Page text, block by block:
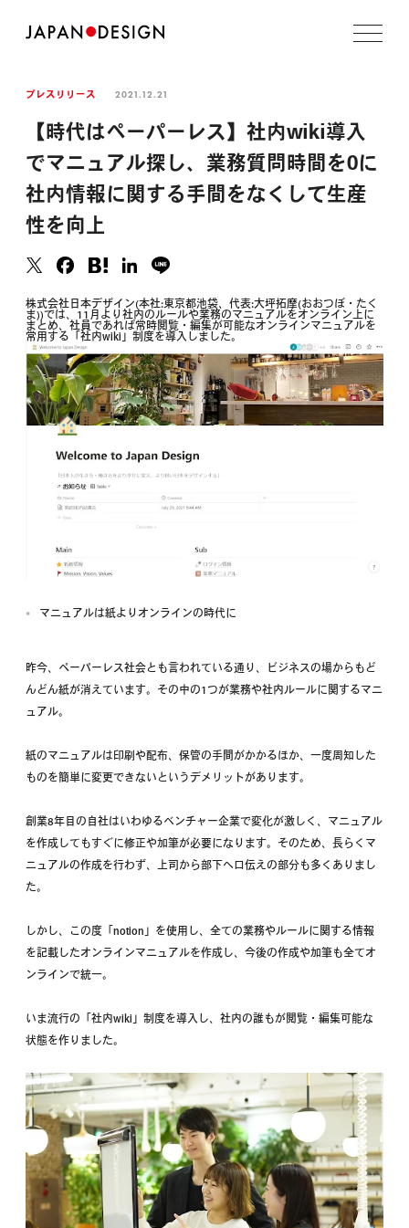
プレスリリース 2021.12.21
【時代はペーパーレス】社内wiki導入
でマニュアル探し、業務質問時間を0に
社内情報に関する手間をなくして生産
性を向上
株式会社日本デザイン(本社:東京都池袋、代表:大坪拓摩(おおつぼ・たく
ま))では、11月より社内のルールや業務のマニュアルをオンライン上に
まとめ、社員であれば常時閲覧・編集が可能なオンラインマニュアルを
常用する「社内wiki」制度を導入しました。
マニュアルは紙よりオンラインの時代に
昨今、ペーパーレス社会とも言われている通り、ビジネスの場からもど
んどん紙が消えています。その中の1つが業務や社内ルールに関するマニ
ュアル。
紙のマニュアルは印刷や配布、保管の手間がかかるほか、一度周知した
ものを簡単に変更できないというデメリットがあります。
創業8年目の自社はいわゆるベンチャー企業で変化が激しく、マニュアル
を作成してもすぐに修正や加筆が必要になります。そのため、長らくマ
ニュアルの作成を行わず、上司から部下へ口伝えの部分も多くありまし
た。
しかし、この度「notion」を使用し、全ての業務やルールに関する情報
を記載したオンラインマニュアルを作成し、今後の作成や加筆も全てオ
ンラインで統一。
いま流行の「社内wiki」制度を導入し、社内の誰もが閲覧・編集可能な
状態を作りました。